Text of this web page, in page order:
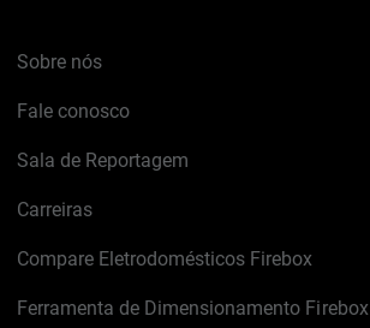
Sobre nós
Fale conosco
Sala de Reportagem
Carreiras
Compare Eletrodomésticos Firebox
Ferramenta de Dimensionamento Firebox